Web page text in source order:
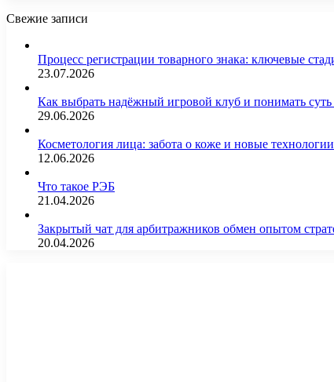
Свежие записи
Процесс регистрации товарного знака: ключевые
23.07.2026
Как выбрать надёжный игровой клуб и понимать
29.06.2026
Косметология лица: забота о коже и новые технологии
12.06.2026
Что такое РЭБ
21.04.2026
Закрытый чат для арбитражников обмен опытом
20.04.2026